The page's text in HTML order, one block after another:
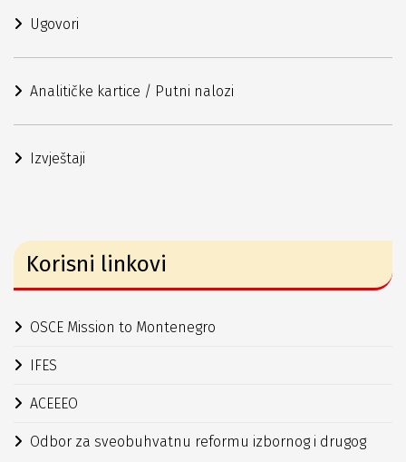
Ugovori
Analitičke kartice / Putni nalozi
Izvještaji
Korisni linkovi
OSCE Mission to Montenegro
IFES
ACEEEO
Odbor za sveobuhvatnu reformu izbornog i drugog